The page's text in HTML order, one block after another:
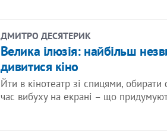
ДМИТРО ДЕСЯТЕРИК
Велика ілюзія: найбільш
дивитися кіно
Йти в кінотеатр зі спицями, обирати
час вибуху на екрані – що